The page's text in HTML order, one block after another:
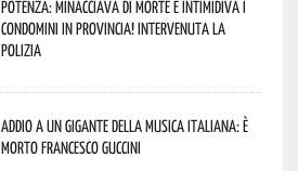
Potenza: minacciava di morte e intimidiva i
condomini in provincia! Intervenuta la
Polizia
Addio a un gigante della musica italiana: è
morto Francesco Guccini